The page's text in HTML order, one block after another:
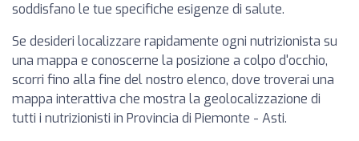
soddisfano le tue specifiche esigenze di salute.
Se desideri localizzare rapidamente ogni nutrizionista su
una mappa e conoscerne la posizione a colpo d'occhio,
scorri fino alla fine del nostro elenco, dove troverai una
mappa interattiva che mostra la geolocalizzazione di
tutti i nutrizionisti in Provincia di Piemonte - Asti.